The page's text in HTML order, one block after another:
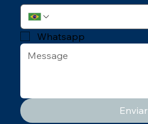
Whatsapp
Enviar